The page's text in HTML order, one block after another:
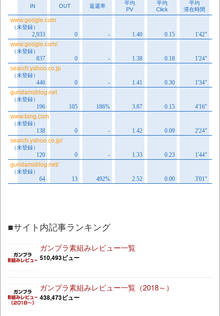
■サイト内記事ランキング
ガンプラ素組みレビュー一覧
510,493ビュー
ガンプラ素組みレビュー一覧（2018～）
438,473ビュー